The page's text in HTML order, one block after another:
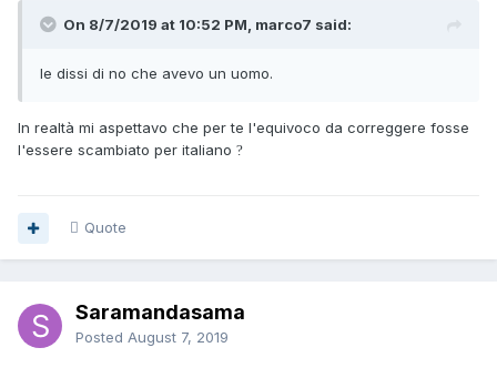
On 8/7/2019 at 10:52 PM, marco7 said:
le dissi di no che avevo un uomo.
In realtà mi aspettavo che per te l'equivoco da correggere fosse
l'essere scambiato per italiano ?
Quote
Saramandasama
Posted August 7, 2019